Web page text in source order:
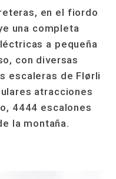
en el fiordo
una completa
a pequeña
con diversas
escaleras de Flørli
atracciones
4444 escalones
la montaña.